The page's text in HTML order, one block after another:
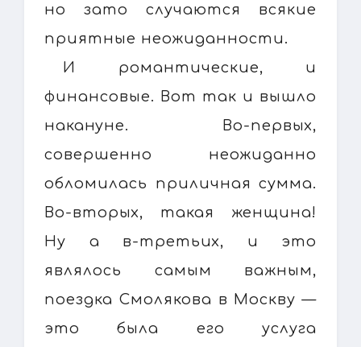
но зато случаются всякие
приятные неожиданности.
И романтические, и
финансовые. Вот так и вышло
накануне. Во-первых,
совершенно неожиданно
обломилась приличная сумма.
Во-вторых, такая женщина!
Ну а в-третьих, и это
являлось самым важным,
поездка Смолякова в Москву —
это была его услуга